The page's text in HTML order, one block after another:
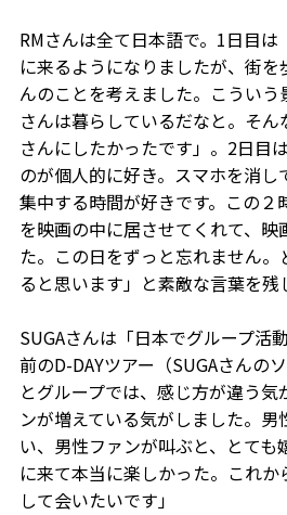
RMさんは全て日本語で。1日目
に来るようになりましたが、街
んのことを考えました。こうい
さんは暮らしているだなと。そ
さんにしたかったです」。2日目
のが個人的に好き。スマホを消し
集中する時間が好きです。この２
を映画の中に居させてくれて、映
た。この日をずっと忘れません
ると思います」と素敵な言葉を残
SUGAさんは「日本でグループ活
前のD-DAYツアー（SUGAさんの
とグループでは、感じ方が違う気
ンが増えている気がしました。男
い、男性ファンが叫ぶと、とても
に来て本当に楽しかった。これ
して会いたいです」